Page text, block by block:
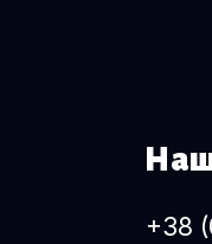
+38